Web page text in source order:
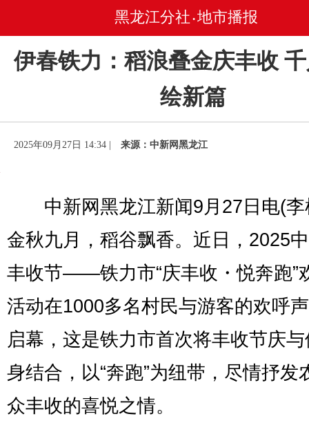
黑龙江分社 • 地市播报
伊春铁力：稻浪叠金庆丰收
绘新篇
2025年09月27日 14:34 | 来源：中新网黑龙江
中新网黑龙江新闻9月27日电(李
金秋九月，稻谷飘香。近日，2025
丰收节——铁力市“庆丰收・悦奔跑”
活动在1000多名村民与游客的欢呼
启幕，这是铁力市首次将丰收节庆
身结合，以“奔跑”为纽带，尽情抒发
众丰收的喜悦之情。